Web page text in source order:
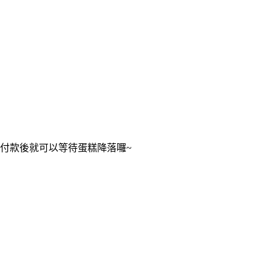
付款後就可以等待蛋糕降落囉~